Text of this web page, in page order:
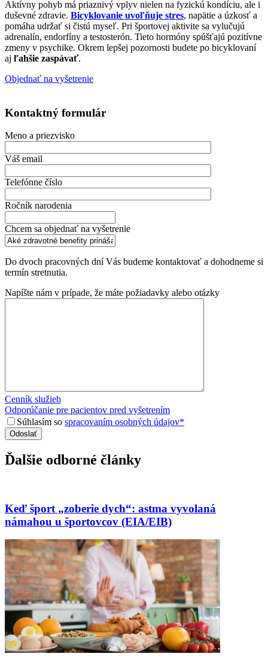
Aktívny pohyb má priaznivý vplyv nielen na fyzickú kondíciu, ale i
duševné zdravie. Bicyklovanie uvoľňuje stres, napätie a úzkosť a
pomáha udržať si čistú myseľ. Pri športovej aktivite sa vylučujú
adrenalín, endorfíny a testosterón. Tieto hormóny spúšťajú pozitívne
zmeny v psychike. Okrem lepšej pozornosti budete po bicyklovaní
aj ľahšie zaspávať.
Objednať na vyšetrenie
Kontaktný formulár
Meno a priezvisko
Váš email
Telefónne číslo
Ročník narodenia
Chcem sa objednať na vyšetrenie
Do dvoch pracovných dní Vás budeme kontaktovať a dohodneme si
termín stretnutia.
Napíšte nám v prípade, že máte požiadavky alebo otázky
Cenník služieb
Odporúčanie pre pacientov pred vyšetrením
Súhlasím so spracovaním osobných údajov*
Ďalšie odborné články
Keď šport „zoberie dych“: astma vyvolaná
námahou u športovcov (EIA/EIB)